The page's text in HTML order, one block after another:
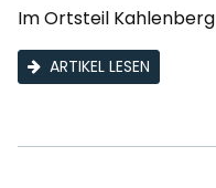
Im Ortsteil Kahlenberg
ARTIKEL LESEN